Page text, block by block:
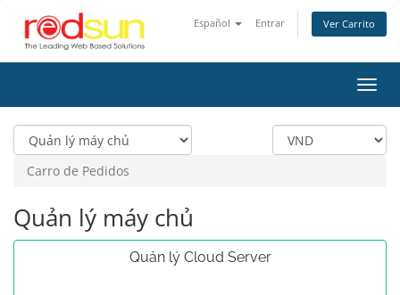
Español Entrar Ver Carrito
Carro de Pedidos
Quản lý máy chủ
Quản lý Cloud Server